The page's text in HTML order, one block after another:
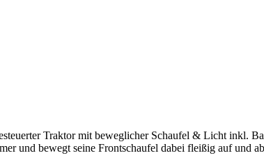
Traktor mit beweglicher Schaufel & Licht inkl.
und bewegt seine Frontschaufel dabei fleißig auf und